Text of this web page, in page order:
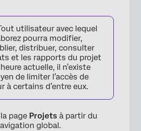
×
utilisateur avec lequel
pourra modifier,
distribuer, consulter
et les rapports du projet
actuelle, il n’existe
de limiter l’accès de
à certains d’entre eux.
page Projets à partir du
global.